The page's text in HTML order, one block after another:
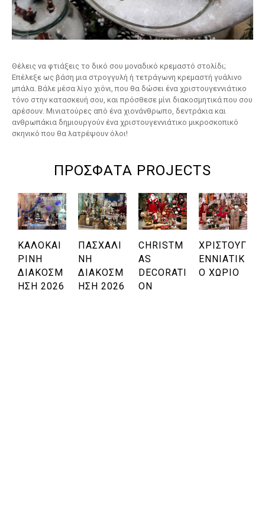
Θέλεις να φτιάξεις το δικό σου μοναδικό κρεμαστό στολίδι;
Επέλεξε ως βάση μια στρογγυλή ή τετράγωνη κρεμαστή γυάλινο
μπάλα. Βάλε μέσα λίγο χιόνι, που θα δώσει ένα χριστουγεννιάτικο
τόνο στην κατασκευή σου, και πρόσθεσε μίνι διακοσμητικά που σου
αρέσουν. Μινιατούρες από ένα χιονάνθρωπο, δεντράκια και
ανθρωπάκια δημιουργούν ένα χριστουγεννιάτικο μικροσκοπικό
σκηνικό που θα λατρέψουν όλοι!
ΠΡΌΣΦΑΤΑ PROJECTS
ΚΑΛΟΚΑΙ
ΡΙΝΉ
ΔΙΑΚΌΣΜ
ΗΣΗ 2026
ΠΑΣΧΑΛΙ
ΝΉ
ΔΙΑΚΌΣΜ
ΗΣΗ 2026
CHRISTM
AS
DECORATI
ON
ΧΡΙΣΤΟΥΓ
ΕΝΝΙΆΤΙΚ
Ο ΧΩΡΙΌ